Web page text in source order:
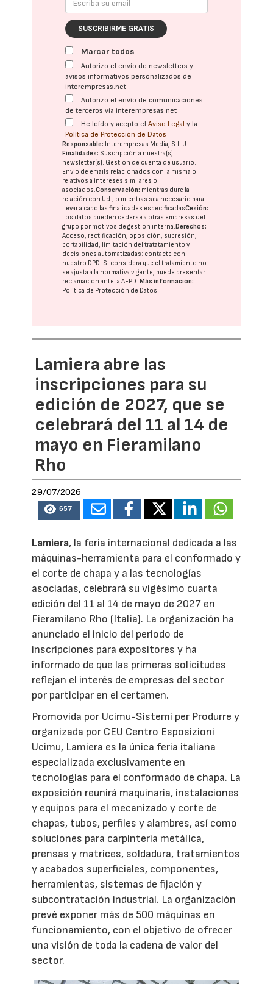
SUSCRIBIRME GRATIS
Marcar todos
Autorizo el envío de newsletters y
avisos informativos personalizados de
interempresas.net
Autorizo el envío de comunicaciones
de terceros vía interempresas.net
He leído y acepto elAviso Legal y la
Política de Protección de Datos
Responsable: Interempresas Media, S.L.U.
Finalidades: Suscripción a nuestra(s)
newsletter(s). Gestión de cuenta de usuario.
Envío de emails relacionados con la misma o
relativos a intereses similares o
asociados.Conservación: mientras dure la
relación con Ud., o mientras sea necesario para
llevar a cabo las finalidades especificadasCesión:
Los datos pueden cederse a otras empresas del
grupo por motivos de gestión interna. Derechos:
Acceso, rectificación, oposición, supresión,
portabilidad, limitación del tratatamiento y
decisiones automatizadas: contacte con
nuestro DPD. Si considera que el tratamiento no
se ajusta a la normativa vigente, puede presentar
reclamación ante laAEPD. Más información:
Política de Protección de Datos
Lamiera abre las
inscripciones para su
edición de 2027, que se
celebrará del 11 al 14 de
mayo en Fieramilano
Rho
29/07/2026
657
Lamiera, la feria internacional dedicada a las
máquinas-herramienta para el conformado y
el corte de chapa y a las tecnologías
asociadas, celebrará su vigésimo cuarta
edición del 11 al 14 de mayo de 2027 en
Fieramilano Rho (Italia). La organización ha
anunciado el inicio del periodo de
inscripciones para expositores y ha
informado de que las primeras solicitudes
reflejan el interés de empresas del sector
por participar en el certamen.
Promovida por Ucimu-Sistemi per Produrre y
organizada por CEU Centro Esposizioni
Ucimu, Lamiera es la única feria italiana
especializada exclusivamente en
tecnologías para el conformado de chapa. La
exposición reunirá maquinaria, instalaciones
y equipos para el mecanizado y corte de
chapas, tubos, perfiles y alambres, así como
soluciones para carpintería metálica,
prensas y matrices, soldadura, tratamientos
y acabados superficiales, componentes,
herramientas, sistemas de fijación y
subcontratación industrial. La organización
prevé exponer más de 500 máquinas en
funcionamiento, con el objetivo de ofrecer
una visión de toda la cadena de valor del
sector.